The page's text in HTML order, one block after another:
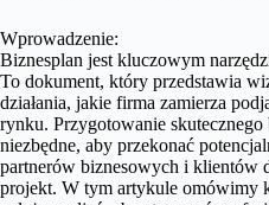
Wprowadzenie:
Biznesplan jest kluczowym
To dokument, który przedstawia
działania, jakie firma zamierza
rynku. Przygotowanie skutecznego
niezbędne, aby przekonać
partnerów biznesowych i klientów
projekt. W tym artykule omówimy